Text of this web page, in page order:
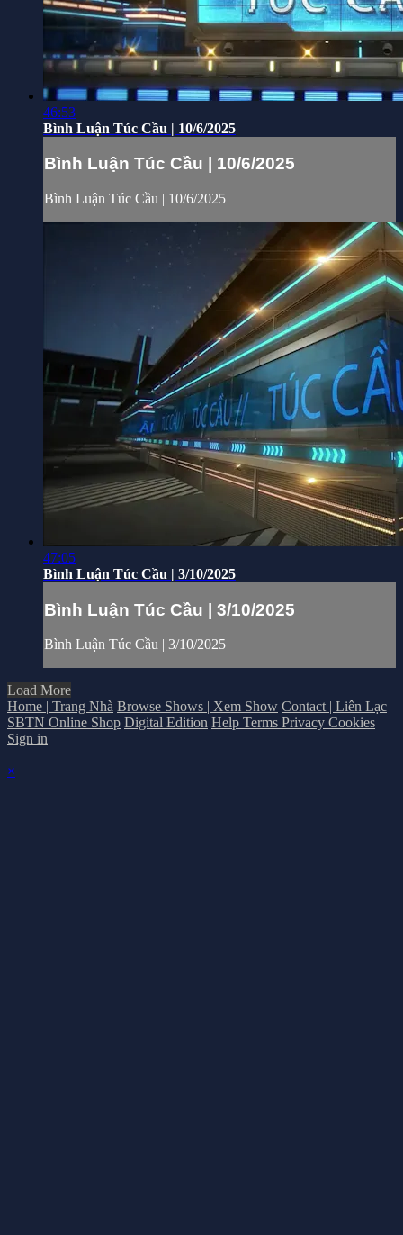
46:53
Bình Luận Túc Cầu | 10/6/2025
Bình Luận Túc Cầu | 10/6/2025
Bình Luận Túc Cầu | 10/6/2025
47:05
Bình Luận Túc Cầu | 3/10/2025
Bình Luận Túc Cầu | 3/10/2025
Bình Luận Túc Cầu | 3/10/2025
Load More
Home | Trang Nhà Browse Shows | Xem Show Contact | Liên Lạc
SBTN Online Shop Digital Edition Help Terms Privacy Cookies
Sign in
×